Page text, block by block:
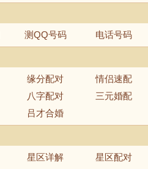
测QQ号码 电话号码
缘分配对
情侣速配
八字配对
三元婚配
吕才合婚
星区详解
星区配对